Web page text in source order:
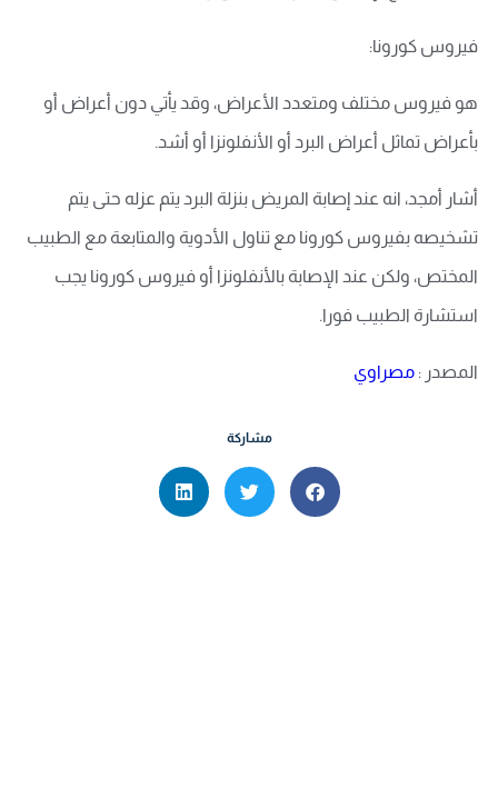
فيروس كورونا:
هو فيروس مختلف ومتعدد الأعراض، وقد يأتي دون أعراض أو
بأعراض تماثل أعراض البرد أو الأنفلونزا أو أشد.
أشار أمجد، انه عند إصابة المريض بنزلة البرد يتم عزله حتى يتم
تشخيصه بفيروس كورونا مع تناول الأدوية والمتابعة مع الطبيب
المختص، ولكن عند الإصابة بالأنفلونزا أو فيروس كورونا يجب
استشارة الطبيب فورا.
المصدر : مصراوي
مشاركة